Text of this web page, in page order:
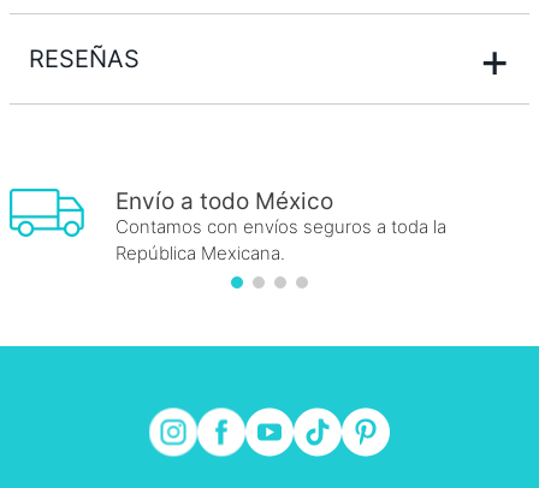
RESEÑAS +
Envío a todo México
Contamos con envíos seguros a toda la
República Mexicana.